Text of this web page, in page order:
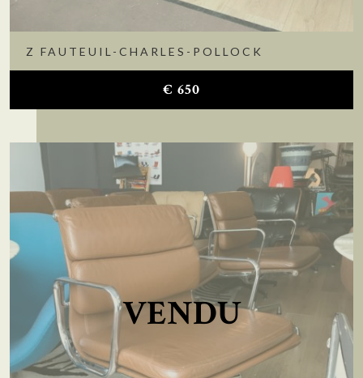
Z FAUTEUIL-CHARLES-POLLOCK
€ 650
VENDU